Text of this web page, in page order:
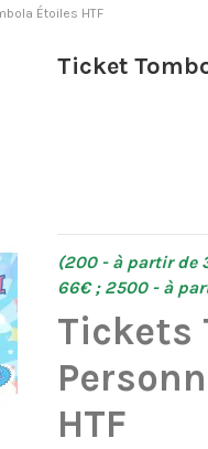
Étoiles HTF
Ticket
(200 - à partir de
66€ ; 2500 - à
Tickets
HTF